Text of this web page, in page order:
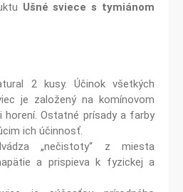
Ušné sviece s tymiánom
2 kusy. Účinok všetkých
je založený na komínovom
Ostatné prísady a farby
ich účinnosť.
„nečistoty“ z miesta
a prispieva k fyzickej a